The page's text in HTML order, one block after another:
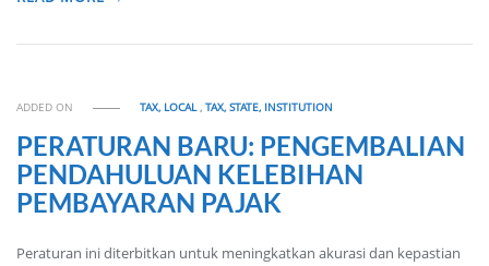
ADDED ON TAX, LOCAL,TAX, STATE, INSTITUTION
PERATURAN BARU: PENGEMBALIAN
PENDAHULUAN KELEBIHAN
PEMBAYARAN PAJAK
Peraturan ini diterbitkan untuk meningkatkan akurasi dan kepastian